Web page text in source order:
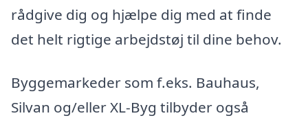
rådgive dig og hjælpe dig med at finde
det helt rigtige arbejdstøj til dine behov.
Byggemarkeder som f.eks. Bauhaus,
Silvan og/eller XL-Byg tilbyder også